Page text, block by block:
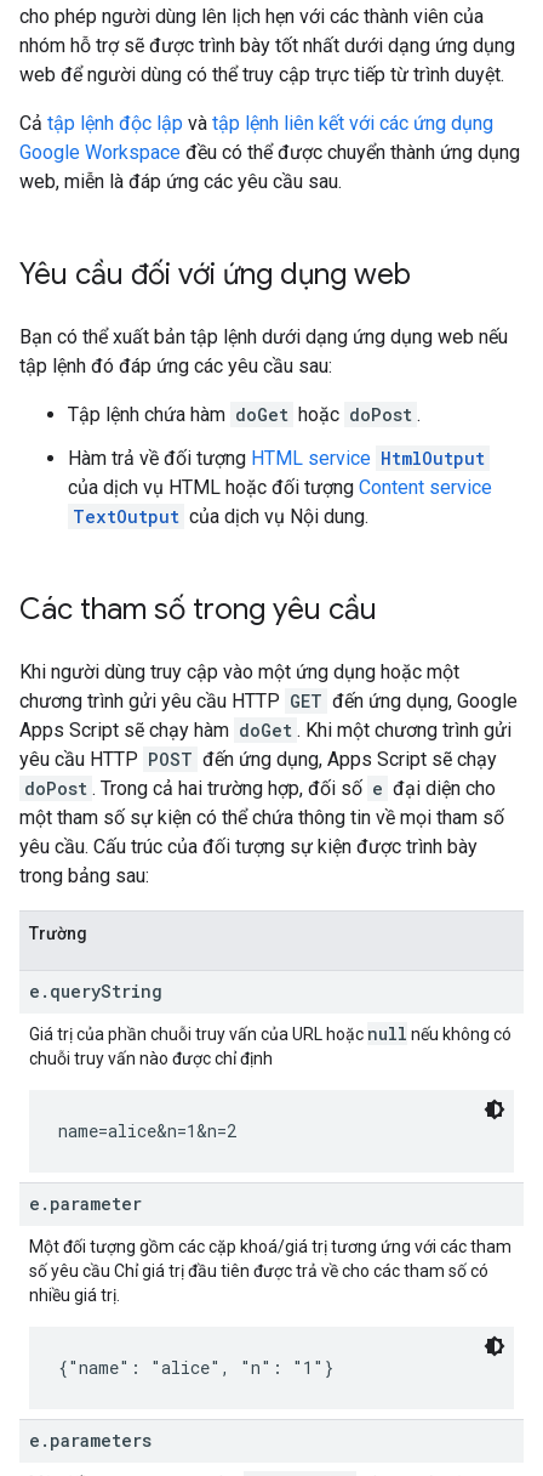
cho phép người dùng lên lịch hẹn với các thành viên của
nhóm hỗ trợ sẽ được trình bày tốt nhất dưới dạng ứng dụng
web để người dùng có thể truy cập trực tiếp từ trình duyệt.
Cả tập lệnh độc lập và tập lệnh liên kết với các ứng dụng
Google Workspace đều có thể được chuyển thành ứng dụng
web, miễn là đáp ứng các yêu cầu sau.
Yêu cầu đối với ứng dụng web
Bạn có thể xuất bản tập lệnh dưới dạng ứng dụng web nếu
tập lệnh đó đáp ứng các yêu cầu sau:
Tập lệnh chứa hàm doGet hoặc doPost .
Hàm trả về đối tượng HTML service HtmlOutput
của dịch vụ HTML hoặc đối tượng Content service
TextOutput của dịch vụ Nội dung.
Các tham số trong yêu cầu
Khi người dùng truy cập vào một ứng dụng hoặc một
chương trình gửi yêu cầu HTTP GET đến ứng dụng, Google
Apps Script sẽ chạy hàm doGet . Khi một chương trình gửi
yêu cầu HTTP POST đến ứng dụng, Apps Script sẽ chạy
doPost . Trong cả hai trường hợp, đối số e đại diện cho
một tham số sự kiện có thể chứa thông tin về mọi tham số
yêu cầu. Cấu trúc của đối tượng sự kiện được trình bày
trong bảng sau:
Trường
e.queryString
Giá trị của phần chuỗi truy vấn của URL hoặc null nếu không có
chuỗi truy vấn nào được chỉ định
name=alice&n=1&n=2
e.parameter
Một đối tượng gồm các cặp khoá/giá trị tương ứng với các tham
số yêu cầu Chỉ giá trị đầu tiên được trả về cho các tham số có
nhiều giá trị.
{"name": "alice", "n": "1"}
e.parameters